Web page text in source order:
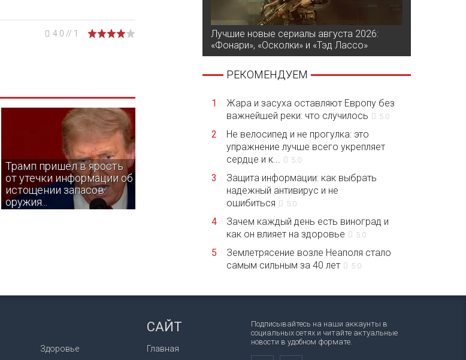
4.0 // 1
Трамп пришел в ярость
от утечки информации об
истощении запасов
оружия...
администрации, которые хотят
Лучшие новые сериалы августа 2026:
«Фонари», «Осколки» и «Тэд Лассо»
РЕКОМЕНДУЕМ
1
Жара и засуха оставляют Европу без
важнейшей реки: что случилось
5.0
2
Не велосипед и не прогулка: это
упражнение лучше всего укрепляет
сердце и к...
5.0
3
Защита информации: как выбрать
надежный антивирус и не
ошибиться
5.0
4
Зачем каждый день есть виноград и
как он влияет на здоровье
5.0
5
Землетрясение возле Неаполя стало
самым сильным за 40 лет
5.0
Здоровье
САЙТ
Главная
Подписывайтесь на наши аккаунты в
социальных сетях и читайте актуальные
новости в удобном формате.